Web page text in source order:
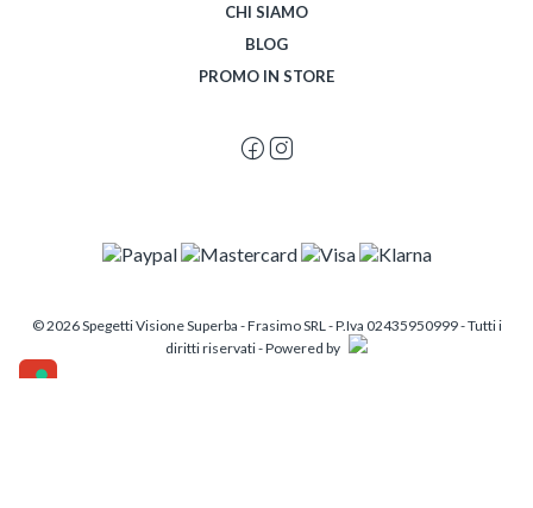
CHI SIAMO
BLOG
PROMO IN STORE
© 2026 Spegetti Visione Superba - Frasimo SRL - P.Iva 02435950999 - Tutti i
diritti riservati - Powered by